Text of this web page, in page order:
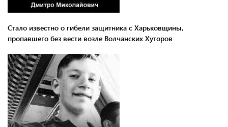
Стало известно о гибели защитника с Харьковщины,
пропавшего без вести возле Волчанских Хуторов